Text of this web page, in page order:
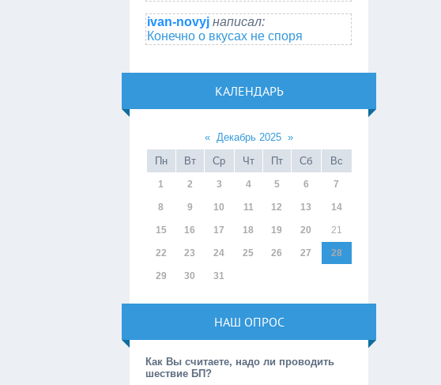
ivan-novyj написал:
Конечно о вкусах не споря
КАЛЕНДАРЬ
« Декабрь 2025 »
Пн
Вт Ср Чт Пт Сб Вс
1 2 3 4 5 6 7
8 9 10 11 12 13 14
15 16 17 18 19 20 21
22 23 24 25 26 27 28
29 30 31
НАШ ОПРОС
Как Вы считаете, надо ли проводить
шествие БП?